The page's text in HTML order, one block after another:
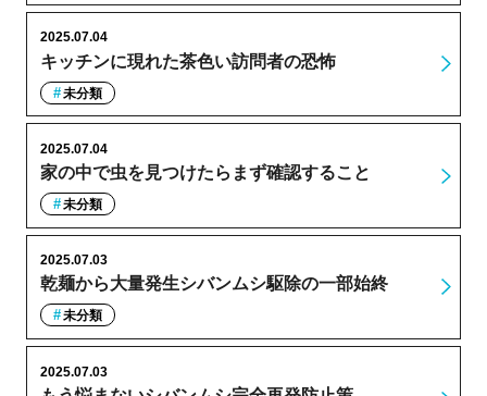
キッチンに現れた茶色い訪問者の恐怖
2025.07.04
未分類
家の中で虫を見つけたらまず確認すること
2025.07.04
未分類
乾麺から大量発生シバンムシ駆除の一部始終
2025.07.03
未分類
2025.07.03